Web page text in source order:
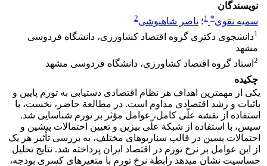
نویسندگان
سمیه نقوی*
1؛ ناصر شاهنوشی2
1دانشجوی دکتری گروه اقتصاد کشاورزی، دانشگاه فردوسی
مشهد
2 استاد گروه اقتصاد کشاورزی، دانشگاه فردوسی مشهد
چکیده
یکی از مهم‏ترین اهداف هر نظام اقتصادی دستیابی به تورم پایین و
باثبات و رشد اقتصادی مداوم است. در مطالعة حاضر، نخست، با
استفاده از نقشة علّی کامل، عوامل مؤثر بر تورم شناسایی شد.
سپس، با استفاده از شبکة علّی بیزین و تعیین احتمالات پیشین و
احتمالات پسین در قالب سناریوهای مختلف، به بررسی تأثیر هر یک
از این عوامل بر نرخ تورم در اقتصاد ایران پرداخته شد. نتایج تحلیل
حساسیت نشان می‏دهد رابطة نرخ تورم با متغیرهای کسری بودجه،